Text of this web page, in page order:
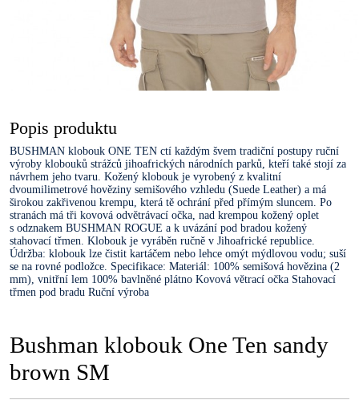
Popis produktu
BUSHMAN klobouk ONE TEN ctí každým švem tradiční postupy ruční
výroby klobouků strážců jihoafrických národních parků, kteří také stojí za
návrhem jeho tvaru. Kožený klobouk je vyrobený z kvalitní
dvoumilimetrové hověziny semišového vzhledu (Suede Leather) a má
širokou zakřivenou krempu, která tě ochrání před přímým sluncem. Po
stranách má tři kovová odvětrávací očka, nad krempou kožený oplet
s odznakem BUSHMAN ROGUE a k uvázání pod bradou kožený
stahovací třmen. Klobouk je vyráběn ručně v Jihoafrické republice.
Údržba: klobouk lze čistit kartáčem nebo lehce omýt mýdlovou vodu; suší
se na rovné podložce. Specifikace: Materiál: 100% semišová hovězina (2
mm), vnitřní lem 100% bavlněné plátno Kovová větrací očka Stahovací
třmen pod bradu Ruční výroba
Bushman klobouk One Ten sandy
brown SM